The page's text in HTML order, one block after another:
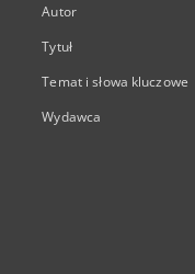
Autor
Tytuł
Temat i słowa kluczowe
Wydawca